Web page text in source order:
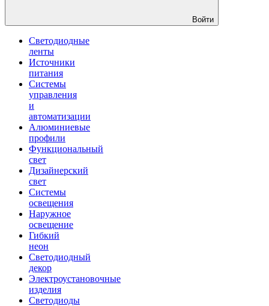
Войти
Светодиодные
ленты
Источники
питания
Системы
управления
и
автоматизации
Алюминиевые
профили
Функциональный
свет
Дизайнерский
свет
Системы
освещения
Наружное
освещение
Гибкий
неон
Светодиодный
декор
Электроустановочные
изделия
Светодиоды